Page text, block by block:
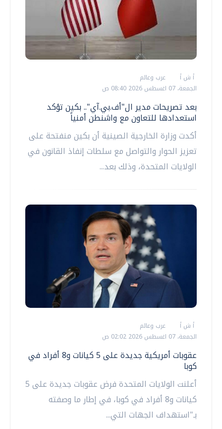
أ ش أ
عرب وعالم
الجمعة، 07 اغسطس 2026 08:40 ص
بعد تصريحات مدير ال"أف.بي.آي".. بكين تؤكد
استعدادها للتعاون مع واشنطن أمنياً
أكدت وزارة الخارجية الصينية أن بكين منفتحة على
تعزيز الحوار والتواصل مع سلطات إنفاذ القانون في
الولايات المتحدة، وذلك بعد...
أ ش أ
عرب وعالم
الجمعة، 07 اغسطس 2026 02:02 ص
عقوبات أمريكية جديدة على 5 كيانات و8 أفراد في
كوبا
أعلنت الولايات المتحدة فرض عقوبات جديدة على 5
كيانات و8 أفراد في كوبا، في إطار ما وصفته
بـ"استهداف الجهات التي...